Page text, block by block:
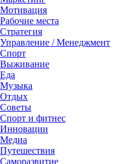
Мотивация
Рабочие места
Стратегия
Управление / Менеджмент
Спорт
Выживание
Еда
Музыка
Отдых
Советы
Спорт и фитнес
Инновации
Медиа
Путешествия
Саморазвитие